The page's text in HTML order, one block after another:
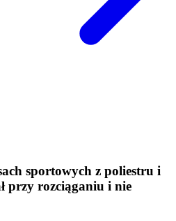
sportowych z poliestru i
przy rozciąganiu i nie